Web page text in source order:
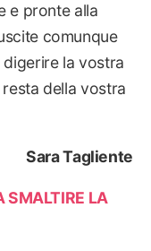
e pronte alla
comunque
la vostra
della vostra
Sara Tagliente
SMALTIRE LA